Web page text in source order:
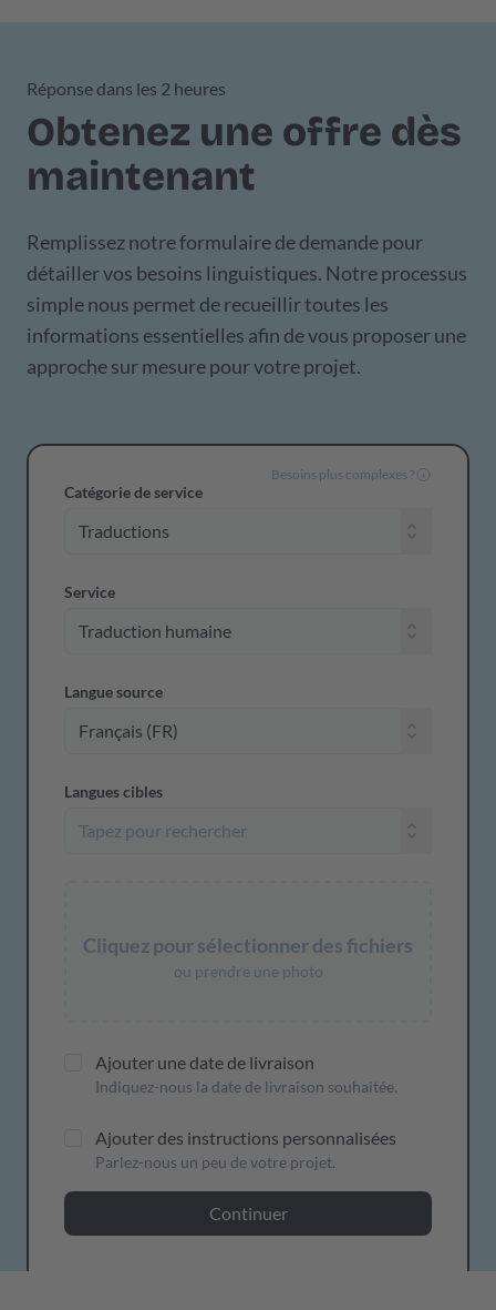
Réponse dans les 2 heures
Obtenez une offre dès
maintenant
Remplissez notre formulaire de demande pour
détailler vos besoins linguistiques. Notre processus
simple nous permet de recueillir toutes les
informations essentielles afin de vous proposer une
approche sur mesure pour votre projet.
Catégorie de service
Service
Besoins plus complexes ?
Langue source
Langues cibles
Cliquez pour sélectionner des fichiers
ou prendre une photo
Ajouter une date de livraison
Indiquez-nous la date de livraison souhaitée.
Ajouter des instructions personnalisées
Parlez-nous un peu de votre projet.
Continuer